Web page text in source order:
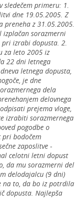
sledečem primeru: 1.
dne 19.05.2005. Z
preneha z 31.05.2005.
izplačan sorazmerni
pri izrabi dopusta. 2.
za leto 2005 iz
22 dni letnega
letnega dopusta,
je dne
dela
delovnega
prejema vloge,
izrabiti sorazmernega
pogodbe o
pri bodočem
zaposlitve -
celotni letni dopust
da mu sorazmerni del
delodajalcu (9 dni)
na to, da bo iz potrdila
dopusta. Najlepša